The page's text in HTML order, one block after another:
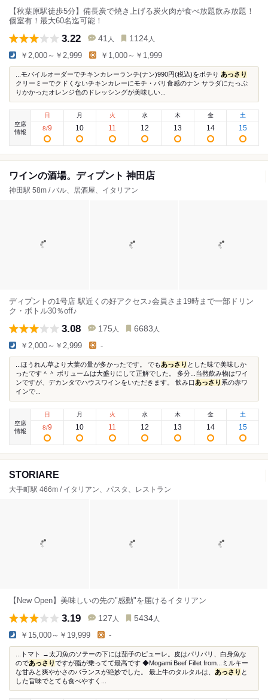
【秋葉原駅徒歩5分】備長炭で焼き上げる炭火肉が食べ放題飲み放題！
個室有！最大60名迄可能！
3.22 41 人 1124 人
￥2,000～￥2,999 ￥1,000～￥1,999
...モバイルオーダーでチキンカレーランチ(ナン)990円(税込)をポチり あっさり
クリーミーでクドくないチキンカレーにモチ・パリ食感のナン サラダにたっぷ
りかかったオレンジ色のドレッシングが美味しい...
空席
情報
日
8/9
月
10
火
11
水
12
木
13
金
14
土
15
ワインの酒場。ディプント 神田店
神田駅 58m / バル、居酒屋、イタリアン
ディプントの1号店 駅近くの好アクセス♪会員さま19時まで一部ドリン
ク・ボトル30％off♪
3.08 175 人 6683 人
￥2,000～￥2,999 -
...ほうれん草より大葉の量が多かったです。 でもあっさり とした味で美味しか
ったです＾＾ ボリュームは大盛りにして正解でした。 多分...当然飲み物はワイ
ンですが、デカンタでハウスワインをいただきます。 飲み口 あっさり 系の赤ワ
インで...
空席
情報
日
8/9
月
10
火
11
水
12
木
13
金
14
土
15
STORIARE
大手町駅 466m / イタリアン、パスタ、レストラン
【New Open】美味しいの先の"感動"を届けるイタリアン
3.19 127 人 5434 人
￥15,000～￥19,999 -
...トマト →太刀魚のソテーの下には茄子のピューレ。皮はパリパリ、白身魚な
のであっさりですが脂が乗ってて最高です ◆Mogami Beef Fillet from...ミルキー
な甘みと爽やかさのバランスが絶妙でした。 最上牛のタルタルは、 あっさり と
した旨味でとても食べやすく...